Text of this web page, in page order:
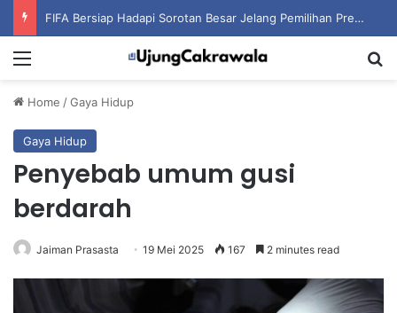
FIFA Bersiap Hadapi Sorotan Besar Jelang Pemilihan Presiden Baru Organisasi
Home /Gaya Hidup
Gaya Hidup
Penyebab umum gusi
berdarah
Jaiman Prasasta 19 Mei 2025 167 2 minutes read